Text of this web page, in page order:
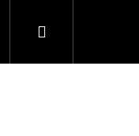
Nákupní